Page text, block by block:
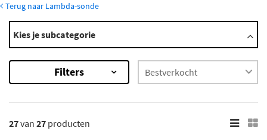
Terug naar Lambda-sonde
Modellen
Elba
×
Merk
Kies je subcategorie
Filters
27van 27 producten